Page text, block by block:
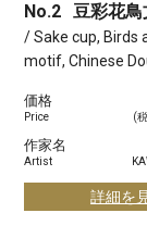
No.2 豆彩花鳥
/ Sake cup, Birds
motif, Chinese
価格
Price (
作家名
Artist
詳細を